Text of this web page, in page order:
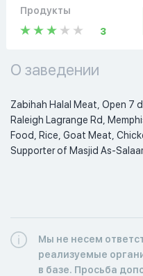
Продукты
3
О заведении
Zabihah Halal Meat, Open 7
Raleigh Lagrange Rd,
Food, Rice, Goat Meat,
Supporter of Masjid As-
Мы не несем
реализуемые
в базе. Просьба